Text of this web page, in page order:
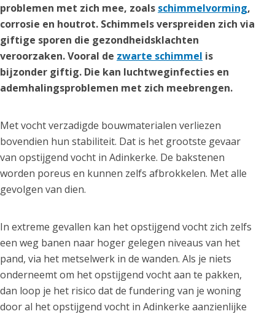
problemen met zich mee, zoals schimmelvorming,
corrosie en houtrot. Schimmels verspreiden zich via
giftige sporen die gezondheidsklachten
veroorzaken. Vooral de zwarte schimmel is
bijzonder giftig. Die kan luchtweginfecties en
ademhalingsproblemen met zich meebrengen.
Met vocht verzadigde bouwmaterialen verliezen
bovendien hun stabiliteit. Dat is het grootste gevaar
van opstijgend vocht in Adinkerke. De bakstenen
worden poreus en kunnen zelfs afbrokkelen. Met alle
gevolgen van dien.
In extreme gevallen kan het opstijgend vocht zich zelfs
een weg banen naar hoger gelegen niveaus van het
pand, via het metselwerk in de wanden. Als je niets
onderneemt om het opstijgend vocht aan te pakken,
dan loop je het risico dat de fundering van je woning
door al het opstijgend vocht in Adinkerke aanzienlijke